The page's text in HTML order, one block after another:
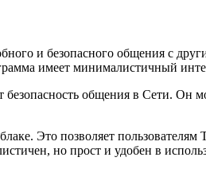
и безопасного общения с
имеет минималистичный
безопасность общения в Сети.
Это позволяет
но прост и удобен в